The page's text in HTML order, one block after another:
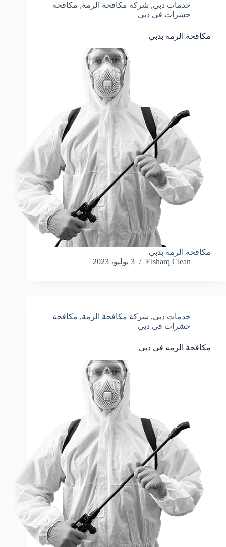
خدمات دبي, شركة مكافحة الرمة, مكافحة
حشرات فى دبي
مكافحة الرمه بدبي
مكافحة الرمه بدبي
Elsharq Clean
3 يوليو، 2023
خدمات دبي, شركة مكافحة الرمة, مكافحة
حشرات فى دبي
مكافحة الرمه في دبي